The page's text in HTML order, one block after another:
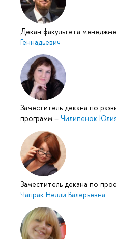
Декан факультета
Геннадьевич
Заместитель декана по
программ – Чилипенок
Заместитель декана по
Чапрак Нелли Валерьевна